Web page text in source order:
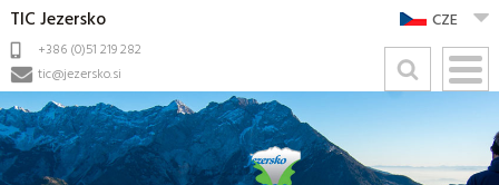
TIC Jezersko
+386 (0)51 219 282
tic@jezersko.si
CZE